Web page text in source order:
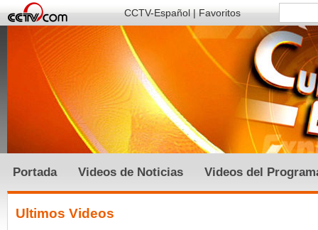
CCTV-Español|Favoritos
Portada Videos de Noticias Videos del
Ultimos Videos